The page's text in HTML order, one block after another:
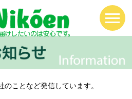
ことなど発信しています。